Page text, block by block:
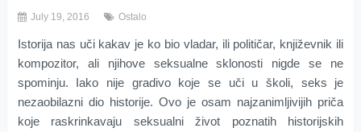
July 19, 2016 Ostalo
Istorija nas uči kakav je ko bio vladar, ili političar, književnik ili
kompozitor, ali njihove seksualne sklonosti nigde se ne
spominju. Iako nije gradivo koje se uči u školi, seks je
nezaobilazni dio historije. Ovo je osam najzanimljivijih priča
koje raskrinkavaju seksualni život poznatih historijskih